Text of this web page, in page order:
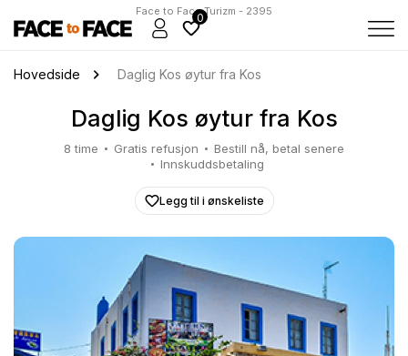
Face to Face Turizm - 2395
0
Hovedside Daglig Kos øytur fra Kos
Daglig Kos øytur fra Kos
8 time Gratis refusjon
Bestill nå, betal senere
Innskuddsbetaling
Legg til i ønskeliste